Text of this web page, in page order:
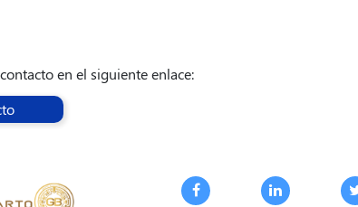
en el siguiente enlace: